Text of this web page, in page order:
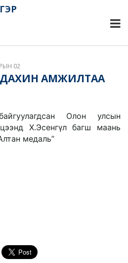
02
ДАХИН АМЖИЛТАА
Олон улсын
Х.Эсенгүл багш маань
медаль”